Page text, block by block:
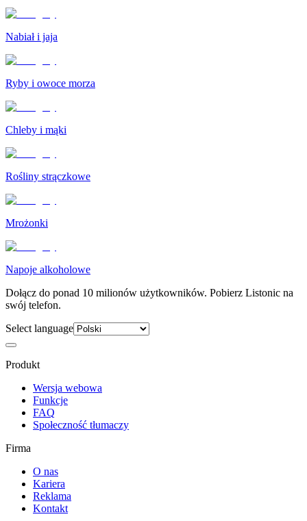
Nabiał i jaja
Ryby i owoce morza
Chleby i mąki
Rośliny strączkowe
Mrożonki
Napoje alkoholowe
Dołącz do ponad 10 milionów użytkowników. Pobierz Listonic na
swój telefon.
Select language
Produkt
Wersja webowa
Funkcje
FAQ
Społeczność tłumaczy
Firma
O nas
Kariera
Reklama
Kontakt